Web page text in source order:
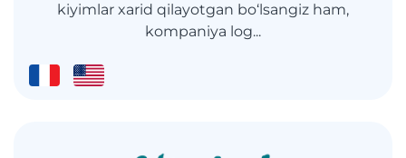
kiyimlar xarid qilayotgan bo‘lsangiz ham,
kompaniya log...